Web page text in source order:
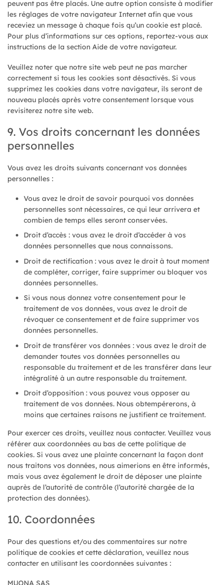
peuvent pas être placés. Une autre option consiste à modifier
les réglages de votre navigateur Internet afin que vous
receviez un message à chaque fois qu’un cookie est placé.
Pour plus d’informations sur ces options, reportez-vous aux
instructions de la section Aide de votre navigateur.
Veuillez noter que notre site web peut ne pas marcher
correctement si tous les cookies sont désactivés. Si vous
supprimez les cookies dans votre navigateur, ils seront de
nouveau placés après votre consentement lorsque vous
revisiterez notre site web.
9. Vos droits concernant les données
personnelles
Vous avez les droits suivants concernant vos données
personnelles :
Vous avez le droit de savoir pourquoi vos données
personnelles sont nécessaires, ce qui leur arrivera et
combien de temps elles seront conservées.
Droit d’accès : vous avez le droit d’accéder à vos
données personnelles que nous connaissons.
Droit de rectification : vous avez le droit à tout moment
de compléter, corriger, faire supprimer ou bloquer vos
données personnelles.
Si vous nous donnez votre consentement pour le
traitement de vos données, vous avez le droit de
révoquer ce consentement et de faire supprimer vos
données personnelles.
Droit de transférer vos données : vous avez le droit de
demander toutes vos données personnelles au
responsable du traitement et de les transférer dans leur
intégralité à un autre responsable du traitement.
Droit d’opposition : vous pouvez vous opposer au
traitement de vos données. Nous obtempérerons, à
moins que certaines raisons ne justifient ce traitement.
Pour exercer ces droits, veuillez nous contacter. Veuillez vous
référer aux coordonnées au bas de cette politique de
cookies. Si vous avez une plainte concernant la façon dont
nous traitons vos données, nous aimerions en être informés,
mais vous avez également le droit de déposer une plainte
auprès de l’autorité de contrôle (l’autorité chargée de la
protection des données).
10. Coordonnées
Pour des questions et/ou des commentaires sur notre
politique de cookies et cette déclaration, veuillez nous
contacter en utilisant les coordonnées suivantes :
MUONA SAS